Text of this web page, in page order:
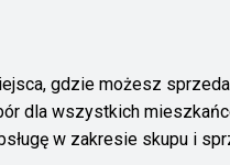
gdzie możesz
dla wszystkich
w zakresie skupu i